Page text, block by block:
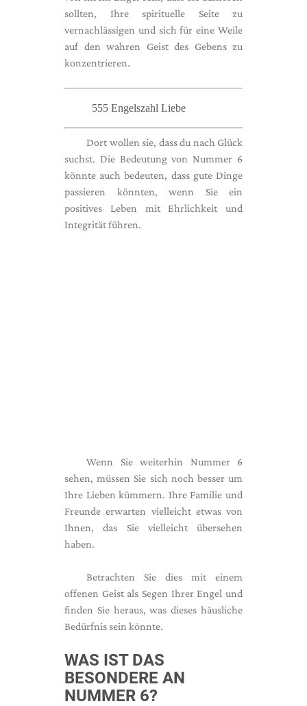
sollten, Ihre spirituelle Seite zu
vernachlässigen und sich für eine Weile
auf den wahren Geist des Gebens zu
konzentrieren.
555 Engelszahl Liebe
Dort wollen sie, dass du nach Glück
suchst. Die Bedeutung von Nummer 6
könnte auch bedeuten, dass gute Dinge
passieren könnten, wenn Sie ein
positives Leben mit Ehrlichkeit und
Integrität führen.
Wenn Sie weiterhin Nummer 6
sehen, müssen Sie sich noch besser um
Ihre Lieben kümmern. Ihre Familie und
Freunde erwarten vielleicht etwas von
Ihnen, das Sie vielleicht übersehen
haben.
Betrachten Sie dies mit einem
offenen Geist als Segen Ihrer Engel und
finden Sie heraus, was dieses häusliche
Bedürfnis sein könnte.
WAS IST DAS
BESONDERE AN
NUMMER 6?